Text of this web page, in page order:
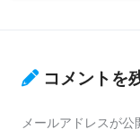
コメントを
メールアドレスが公